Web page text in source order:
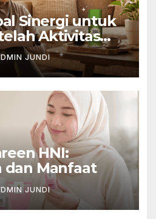
Sinergi untuk
Aktivitas
JUNDI
HNI:
dan Manfaat
JUNDI